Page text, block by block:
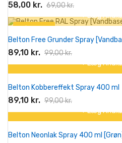
58,00 kr. 69,00 kr.
På tilbud!
-10%
+ Læg I
Belton Free Grunder Spray
89,10 kr. 99,00 kr.
På tilbud!
-10%
+ Læg I
Belton Kobbereffekt Spray 400 ml
89,10 kr. 99,00 kr.
På tilbud!
-10%
+ Læg I
Belton Neonlak Spray 400 ml